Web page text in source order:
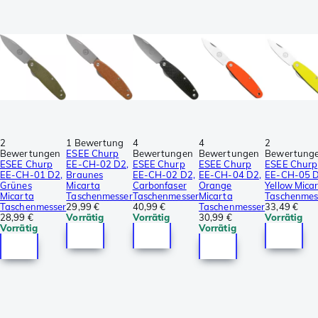
2
Bewertungen
ESEE Churp
EE-CH-01 D2,
Grünes
Micarta
Taschenmesser
28,99 €
Vorrätig
1 Bewertung
ESEE Churp
EE-CH-02 D2,
Braunes
Micarta
Taschenmesser
29,99 €
Vorrätig
4
Bewertungen
ESEE Churp
EE-CH-02 D2,
Carbonfaser
Taschenmesser
40,99 €
Vorrätig
4
Bewertungen
ESEE Churp
EE-CH-04 D2,
Orange
Micarta
Taschenmesser
30,99 €
Vorrätig
2
ESEE Churp
EE-CH-05
Yellow
33,49 €
Vorrätig